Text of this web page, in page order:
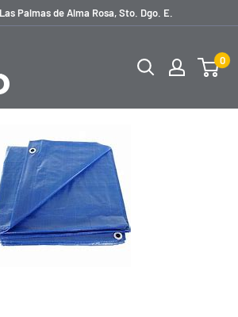
Palmas de Alma Rosa, Sto. Dgo. E.
0